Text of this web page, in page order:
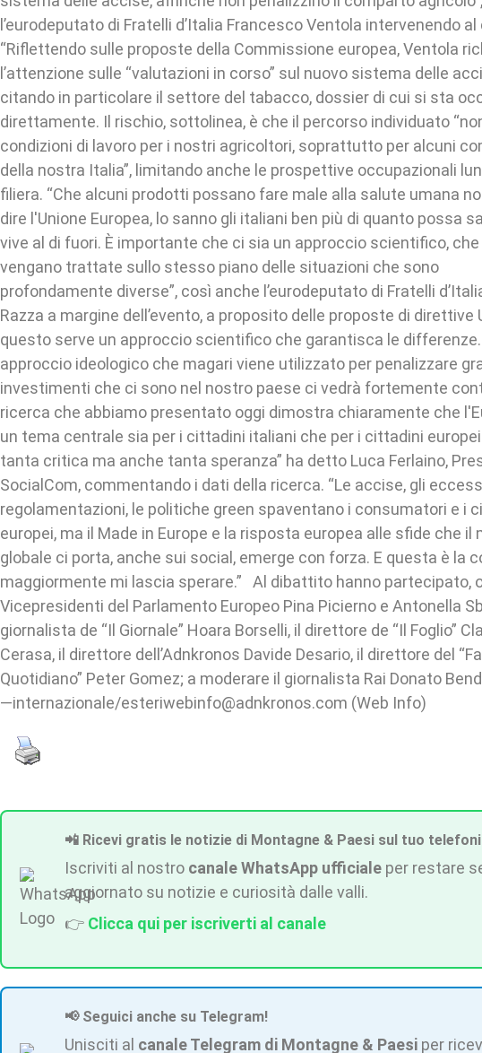
l’eurodeputato di Fratelli d’Italia Francesco Ventola intervenendo
“Riflettendo sulle proposte della Commissione europea, Ventola
l’attenzione sulle “valutazioni in corso” sul nuovo sistema delle
citando in particolare il settore del tabacco, dossier di cui si sta
direttamente. Il rischio, sottolinea, è che il percorso individuato
condizioni di lavoro per i nostri agricoltori, soprattutto per alcuni
della nostra Italia”, limitando anche le prospettive occupazionali
filiera. “Che alcuni prodotti possano fare male alla salute umana
dire l'Unione Europea, lo sanno gli italiani ben più di quanto possa
vive al di fuori. È importante che ci sia un approccio scientifico, che
vengano trattate sullo stesso piano delle situazioni che sono
profondamente diverse”, così anche l’eurodeputato di Fratelli
Razza a margine dell’evento, a proposito delle proposte di direttive
questo serve un approccio scientifico che garantisca le differenze.
approccio ideologico che magari viene utilizzato per penalizzare
investimenti che ci sono nel nostro paese ci vedrà fortemente
ricerca che abbiamo presentato oggi dimostra chiaramente che
un tema centrale sia per i cittadini italiani che per i cittadini
tanta critica ma anche tanta speranza” ha detto Luca Ferlaino,
SocialCom, commentando i dati della ricerca. “Le accise, gli
regolamentazioni, le politiche green spaventano i consumatori e i
europei, ma il Made in Europe e la risposta europea alle sfide che il
globale ci porta, anche sui social, emerge con forza. E questa è la
maggiormente mi lascia sperare.” Al dibattito hanno partecipato,
Vicepresidenti del Parlamento Europeo Pina Picierno e Antonella
giornalista de “Il Giornale” Hoara Borselli, il direttore de “Il Foglio”
Cerasa, il direttore dell’Adnkronos Davide Desario, il direttore del
Quotidiano” Peter Gomez; a moderare il giornalista Rai Donato
—internazionale/esteriwebinfo@adnkronos.com (Web Info)
📲 Ricevi gratis le notizie di Montagne & Paesi sul tuo
Iscriviti al nostro canale WhatsApp ufficiale per restare
aggiornato su notizie e curiosità dalle valli.
👉 Clicca qui per iscriverti al canale
📢 Seguici anche su Telegram!
Unisciti al canale Telegram di Montagne & Paesi per